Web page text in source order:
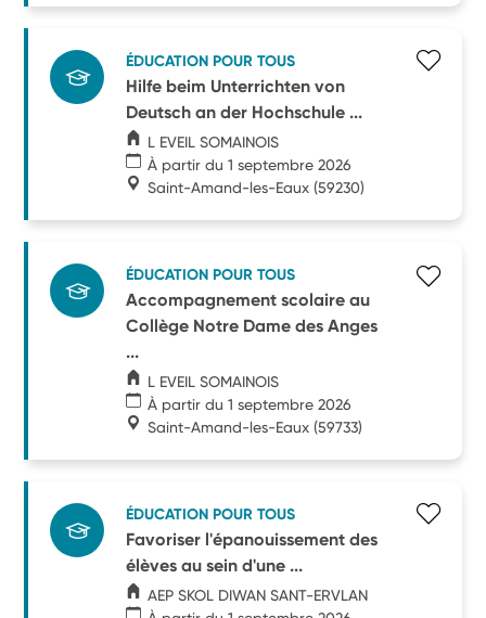
ÉDUCATION POUR TOUS
Hilfe beim Unterrichten von
Deutsch an der Hochschule ...
L EVEIL SOMAINOIS
À partir du 1 septembre 2026
Saint-Amand-les-Eaux (59230)
ÉDUCATION POUR TOUS
Accompagnement scolaire au
Collège Notre Dame des Anges
...
L EVEIL SOMAINOIS
À partir du 1 septembre 2026
Saint-Amand-les-Eaux (59733)
ÉDUCATION POUR TOUS
Favoriser l'épanouissement des
élèves au sein d'une ...
AEP SKOL DIWAN SANT-ERVLAN